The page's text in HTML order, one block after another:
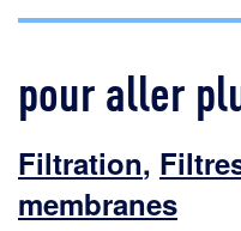
pour aller
Filtration,
membranes